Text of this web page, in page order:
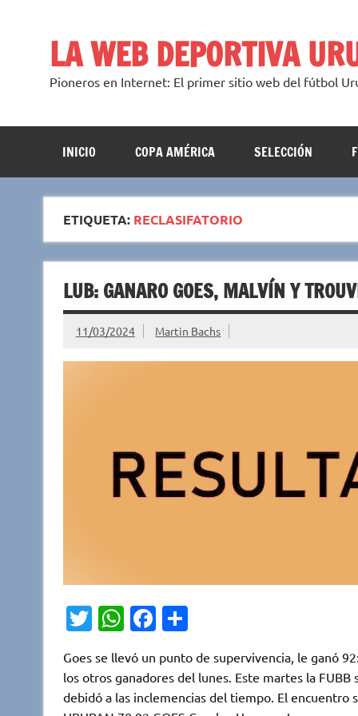
LA WEB DEPORTIVA
Pioneros en Internet: El primer sitio web del fútbol
INICIO COPA AMÉRICA SELECCIÓN
ETIQUETA: RECLASIFATORIO
LUB: GANARO GOES, MALVÍN Y
11/03/2024 Martin Bachs
T
it
te
W
at
s
Fa
e
b
C
m
p
Goes se llevó un punto de supervivencia, le ganó
los otros ganadores del lunes. Este martes la
debidó a las inclemencias del tiempo. El encuentro